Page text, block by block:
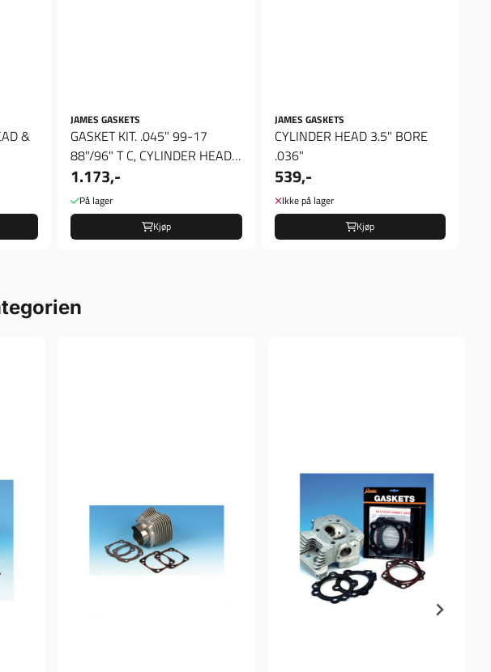
&
JAMES GASKETS
GASKET KIT. .045" 99-17
88"/96" T C, CYLINDER HEAD
& BASE GASKET ...
1.173,-
På lager
Kjøp
JAMES GASKETS
CYLINDER HEAD 3.5" BORE
.036"
539,-
Ikke på lager
Kjøp